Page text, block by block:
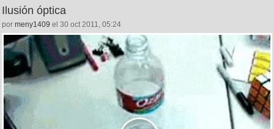
Ilusión óptica
por meny1409 el 30 oct 2011, 05:24